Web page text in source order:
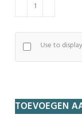
Use to
TOEVOEGEN